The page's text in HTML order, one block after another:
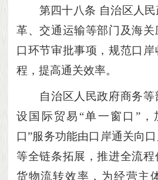
第四十八条 自治区人
革、交通运输等部门及海关
口环节审批事项，规范口
程，提高通关效率。
自治区人民政府商务等
设国际贸易 “单一窗口”，
口”服务功能由口岸通关向
等全链条拓展，推进全流
货物流转效率，为经营主